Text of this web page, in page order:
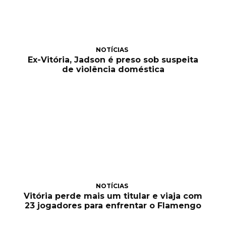
NOTÍCIAS
Ex-Vitória, Jadson é preso sob suspeita
de violência doméstica
NOTÍCIAS
Vitória perde mais um titular e viaja com
23 jogadores para enfrentar o Flamengo